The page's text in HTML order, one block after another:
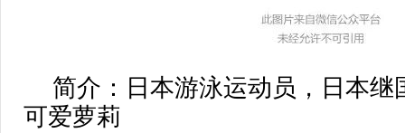
简介：日本游泳运动员，日本继
可爱萝莉